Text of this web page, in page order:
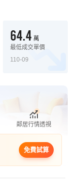
64.4 萬
最低成交單價
110-09
鄰居行情透視
免費試算